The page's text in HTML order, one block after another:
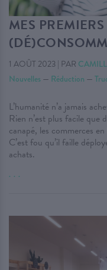
MES
1 AOÛT 2023 | PAR
Nouvelles — Réduction —
L’humanité n’a jamais
Rien n’est plus facile que
canapé, les commerces
C’est fou qu’il faille
achats.
. . .